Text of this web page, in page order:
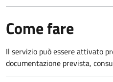
Come fare
Il servizio può essere attivato
documentazione prevista,